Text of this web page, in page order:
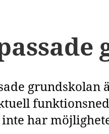
grundskolan
har